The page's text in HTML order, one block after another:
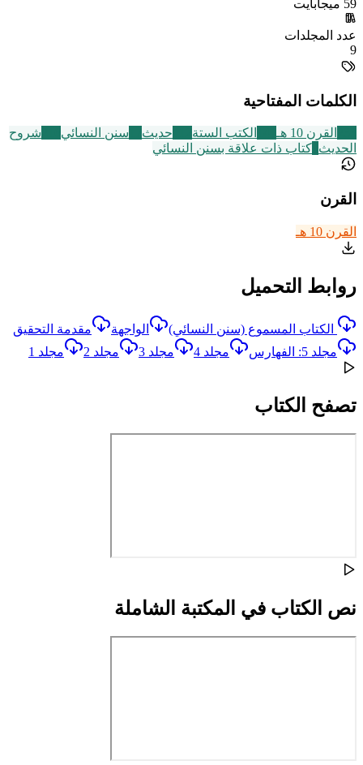
59 ميجابايت
عدد المجلدات
9
الكلمات المفتاحية
القرن 10 هـ الكتب الستة حديث سنن النسائي
شروح
الحديث كتاب ذات علاقة بسنن النسائي
القرن
القرن 10 هـ
روابط التحميل
الكتاب المسموع (سنن النسائي) الواجهة
مقدمة التحقيق
مجلد 5: الفهارس
مجلد 4 مجلد 3 مجلد 2 مجلد 1
تصفح الكتاب
نص الكتاب في المكتبة الشاملة